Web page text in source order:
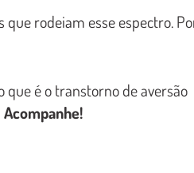
rodeiam esse espectro.
que é o transtorno de aversão
Acompanhe!